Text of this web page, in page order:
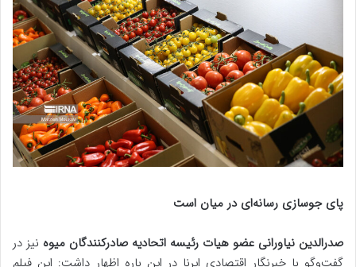
پای جوسازی رسانه‌ای در میان است
صدرالدین نیاورانی عضو هیات‌ رئیسه اتحادیه صادرکنندگان میوه نیز در